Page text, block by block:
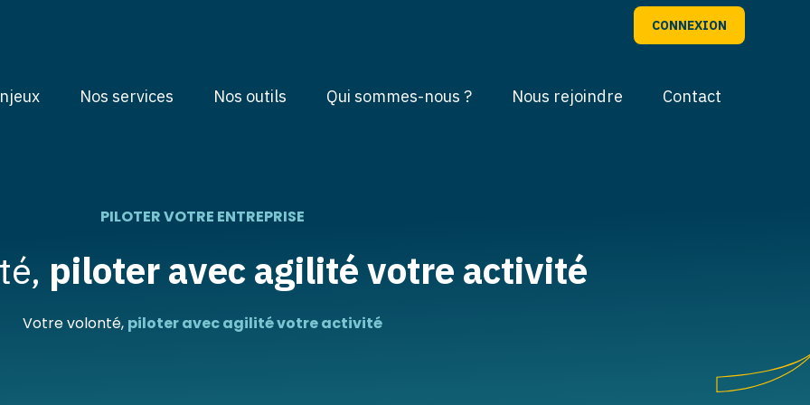
CONNEXION
Nos services Nos outils Qui sommes-nous ? Nous rejoindre Contact
PILOTER VOTRE ENTREPRISE
piloter avec agilité votre activité
Votre volonté, piloter avec agilité votre activité